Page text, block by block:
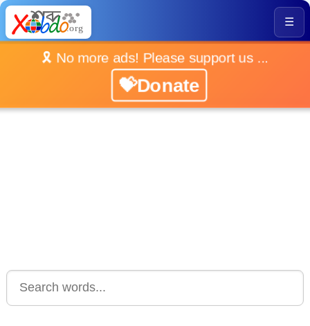
☰
🎗️ No more ads! Please support us ...
💝Donate